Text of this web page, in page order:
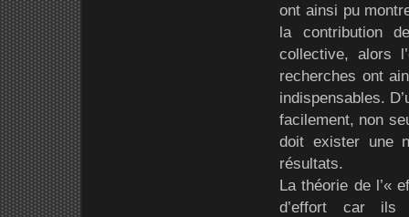
ont ainsi pu
la contribution
collective, alors
recherches ont
indispensables.
facilement, non
doit exister une
résultats.
La théorie de l’«
d’effort car ils